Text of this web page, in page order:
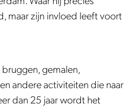
maar zijn invloed leeft voort
gemalen,
andere activiteiten die naar
dan 25 jaar wordt het